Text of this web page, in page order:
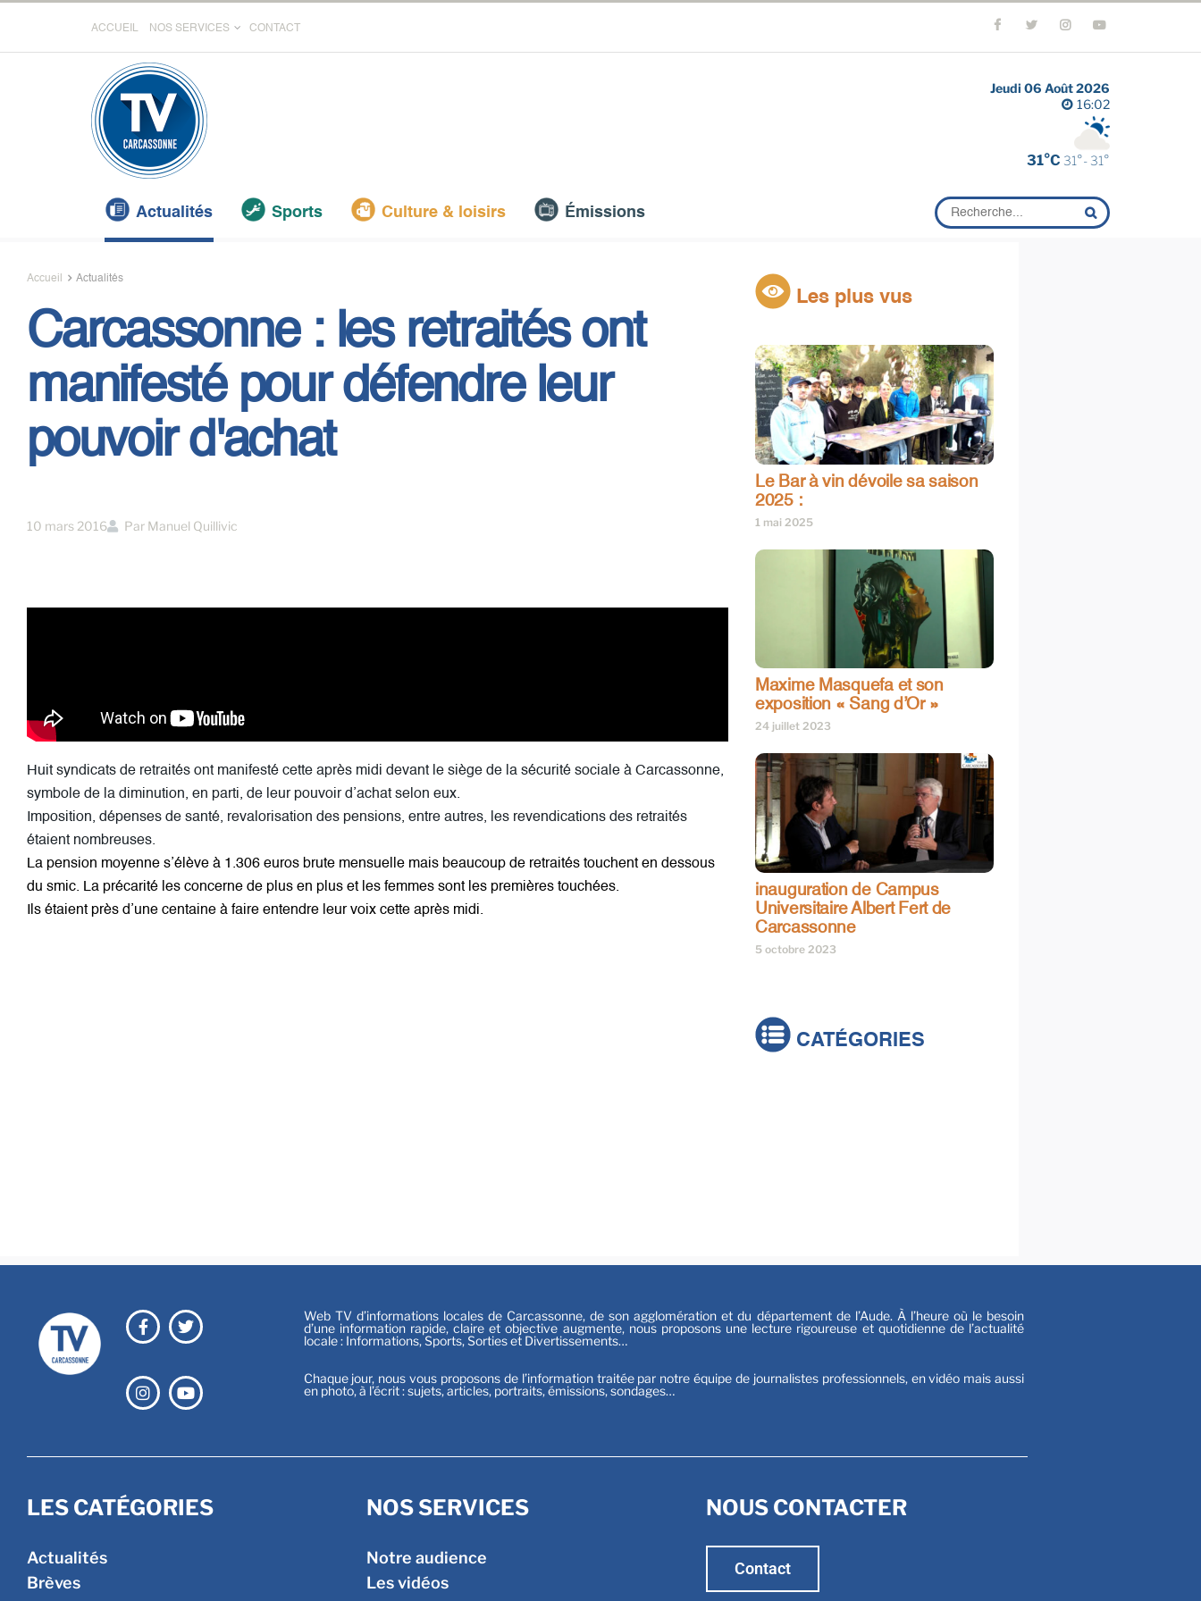
ACCUEIL NOS SERVICES CONTACT
Jeudi 06 Août 2026
16:02
31°C 31°- 31°
Actualités Sports Culture & loisirs Émissions
Accueil Actualités
Carcassonne : les retraités ont
manifesté pour défendre leur
pouvoir d'achat
10 mars 2016 Par Manuel Quillivic
Huit syndicats de retraités ont manifesté cette après midi devant le siège de la sécurité sociale à Carcassonne,
symbole de la diminution, en parti, de leur pouvoir d’achat selon eux.
Imposition, dépenses de santé, revalorisation des pensions, entre autres, les revendications des retraités
étaient nombreuses.
La pension moyenne s’élève à 1.306 euros brute mensuelle mais beaucoup de retraités touchent en dessous
du smic. La précarité les concerne de plus en plus et les femmes sont les premières touchées.
Ils étaient près d’une centaine à faire entendre leur voix cette après midi.
Les plus vus
Le Bar à vin dévoile sa saison
2025 :
1 mai 2025
Maxime Masquefa et son
exposition « Sang d’Or »
24 juillet 2023
inauguration de Campus
Universitaire Albert Fert de
Carcassonne
5 octobre 2023
CATÉGORIES
Web TV d’informations locales de Carcassonne, de son agglomération et du département de l’Aude. À l’heure où le besoin
d’une information rapide, claire et objective augmente, nous proposons une lecture rigoureuse et quotidienne de l’actualité
locale : Informations, Sports, Sorties et Divertissements…
Chaque jour, nous vous proposons de l’information traitée par notre équipe de journalistes professionnels, en vidéo mais aussi
en photo, à l’écrit : sujets, articles, portraits, émissions, sondages…
LES CATÉGORIES
Actualités
Brèves
NOS SERVICES
Notre audience
Les vidéos
NOUS CONTACTER
Contact